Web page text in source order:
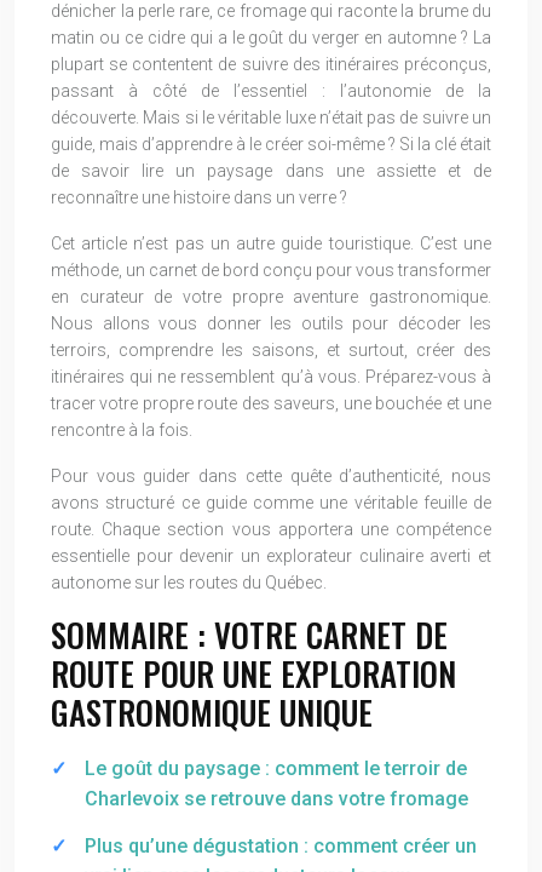
dénicher la perle rare, ce fromage qui raconte la brume du
matin ou ce cidre qui a le goût du verger en automne ? La
plupart se contentent de suivre des itinéraires préconçus,
passant à côté de l’essentiel : l’autonomie de la
découverte. Mais si le véritable luxe n’était pas de suivre un
guide, mais d’apprendre à le créer soi-même ? Si la clé était
de savoir lire un paysage dans une assiette et de
reconnaître une histoire dans un verre ?
Cet article n’est pas un autre guide touristique. C’est une
méthode, un carnet de bord conçu pour vous transformer
en curateur de votre propre aventure gastronomique.
Nous allons vous donner les outils pour décoder les
terroirs, comprendre les saisons, et surtout, créer des
itinéraires qui ne ressemblent qu’à vous. Préparez-vous à
tracer votre propre route des saveurs, une bouchée et une
rencontre à la fois.
Pour vous guider dans cette quête d’authenticité, nous
avons structuré ce guide comme une véritable feuille de
route. Chaque section vous apportera une compétence
essentielle pour devenir un explorateur culinaire averti et
autonome sur les routes du Québec.
SOMMAIRE : VOTRE CARNET DE
ROUTE POUR UNE EXPLORATION
GASTRONOMIQUE UNIQUE
Le goût du paysage : comment le terroir de
Charlevoix se retrouve dans votre fromage
Plus qu’une dégustation : comment créer un